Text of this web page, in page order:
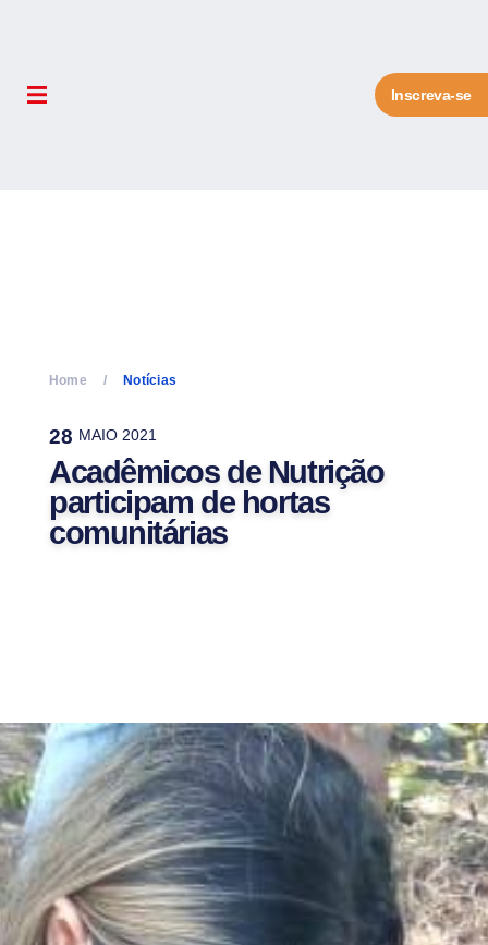
Inscreva-se
Home Notícias
28 MAIO 2021
Acadêmicos de Nutrição
participam de hortas
comunitárias